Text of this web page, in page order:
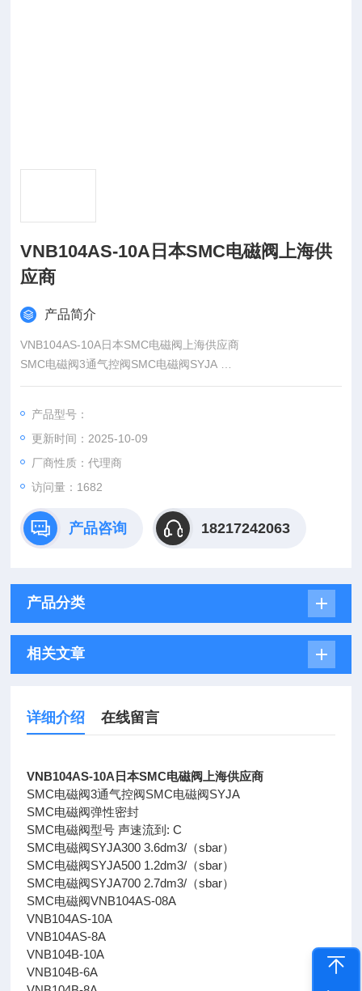
VNB104AS-10A日本SMC电磁阀上海供
应商
产品简介
VNB104AS-10A日本SMC电磁阀上海供应商
SMC电磁阀3通气控阀SMC电磁阀SYJA
SMC电磁阀弹性密封
SMC电磁阀SYJA300 3.6dm3/（sbar）
SMC电磁阀SYJA500 1.2dm3/（sbar）
产品型号：
更新时间：2025-10-09
厂商性质：代理商
访问量：1682
产品咨询 18217242063
产品分类
相关文章
详细介绍 在线留言
VNB104AS-10A日本SMC电磁阀上海供应商
SMC电磁阀3通气控阀SMC电磁阀SYJA
SMC电磁阀弹性密封
SMC电磁阀型号 声速流到: C
SMC电磁阀SYJA300 3.6dm3/（sbar）
SMC电磁阀SYJA500 1.2dm3/（sbar）
SMC电磁阀SYJA700 2.7dm3/（sbar）
SMC电磁阀VNB104AS-08A
VNB104AS-10A
VNB104AS-8A
VNB104B-10A
VNB104B-6A